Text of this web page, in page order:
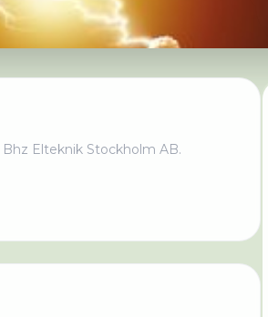
Bhz Elteknik Stockholm AB.